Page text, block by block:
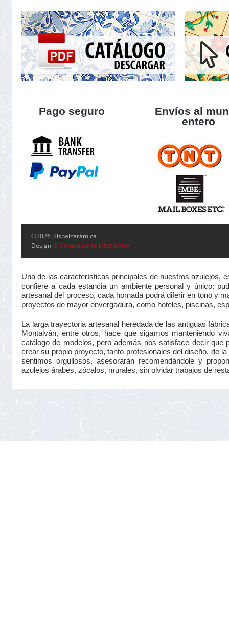
Pago seguro
Envíos al
entero
©2026 Hispalcerámica
Design: E-Comunicarte Interactiva
Una de las características principales de nuestros azulejos,
confiere a cada estancia un ambiente personal y único;
artesanal del proceso, cada hornada podrá diferir en tono y
proyectos de mayor envergadura, como hoteles, piscinas,
La larga trayectoria artesanal heredada de las antiguas
Montalván, entre otros, hace que sigamos manteniendo
catálogo de modelos, pero además nos satisface decir
crear su propio proyecto, tanto profesionales del diseño, de
sentimos orgullosos, asesorarán recomendándole y
azulejos árabes, zócalos, murales, sin olvidar trabajos de